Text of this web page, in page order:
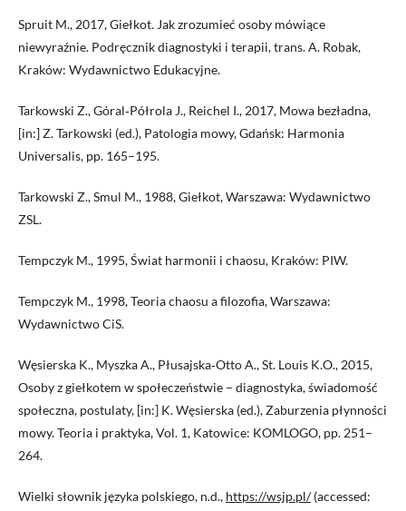
Spruit M., 2017, Giełkot. Jak zrozumieć osoby mówiące
niewyraźnie. Podręcznik diagnostyki i terapii, trans. A. Robak,
Kraków: Wydawnictwo Edukacyjne.
Tarkowski Z., Góral‑Półrola J., Reichel I., 2017, Mowa bezładna,
[in:] Z. Tarkowski (ed.), Patologia mowy, Gdańsk: Harmonia
Universalis, pp. 165–195.
Tarkowski Z., Smul M., 1988, Giełkot, Warszawa: Wydawnictwo
ZSL.
Tempczyk M., 1995, Świat harmonii i chaosu, Kraków: PIW.
Tempczyk M., 1998, Teoria chaosu a filozofia, Warszawa:
Wydawnictwo CiS.
Węsierska K., Myszka A., Płusajska‑Otto A., St. Louis K.O., 2015,
Osoby z giełkotem w społeczeństwie – diagnostyka, świadomość
społeczna, postulaty, [in:] K. Węsierska (ed.), Zaburzenia płynności
mowy. Teoria i praktyka, Vol. 1, Katowice: KOMLOGO, pp. 251–
264.
Wielki słownik języka polskiego, n.d., https://wsjp.pl/(accessed: